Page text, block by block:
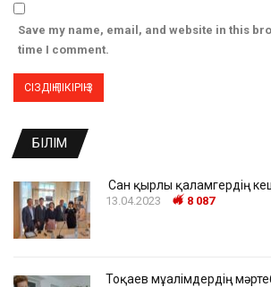
Save my name, email, and website in this
time I comment.
БІЛІМ
Сан қырлы қаламгердің
13.04.2023 8 087
Тоқаев мұғалімдердің